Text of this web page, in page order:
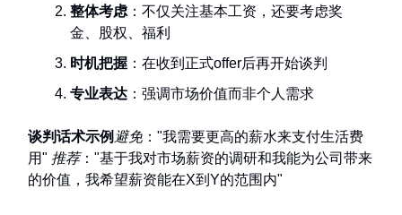
整体考虑 ：不仅关注基本工资，还要考虑奖
金、股权、福利
时机把握 ：在收到正式offer后再开始谈判
专业表达 ：强调市场价值而非个人需求
谈判话术示例 避免 ："我需要更高的薪水来支付生活费
用" 推荐："基于我对市场薪资的调研和我能为公司带来
的价值，我希望薪资能在X到Y的范围内"